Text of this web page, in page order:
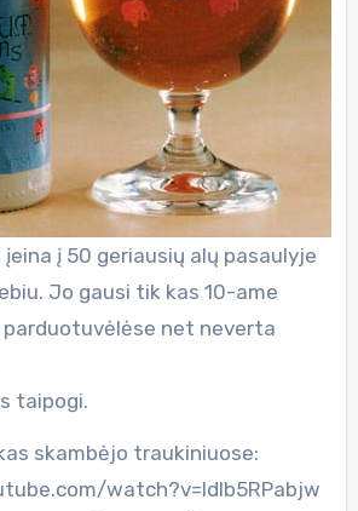
įeina į 50 geriausių alų pasaulyje
Jo gausi tik kas 10-ame
parduotuvėlėse net neverta
taipogi.
skambėjo traukiniuose:
watch?v=IdIb5RPabjw